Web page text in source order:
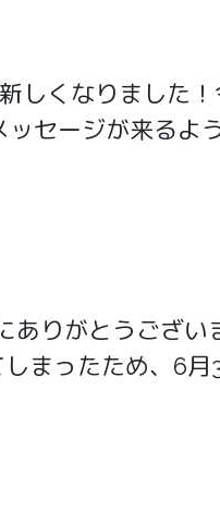
しくなりました
セージが来るよ
りがとうござい
まったため、6